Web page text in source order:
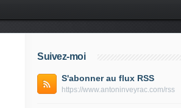
Suivez-moi
S'abonner au flux RSS
https://www.antoninveyrac.com/rss